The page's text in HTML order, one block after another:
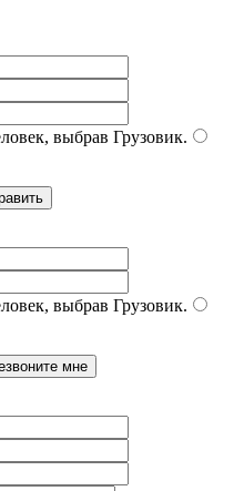
выбрав Грузовик.
выбрав Грузовик.